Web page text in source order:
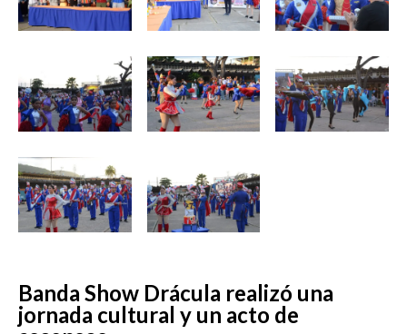
‎Banda Show Drácula realizó una
jornada cultural y un acto de